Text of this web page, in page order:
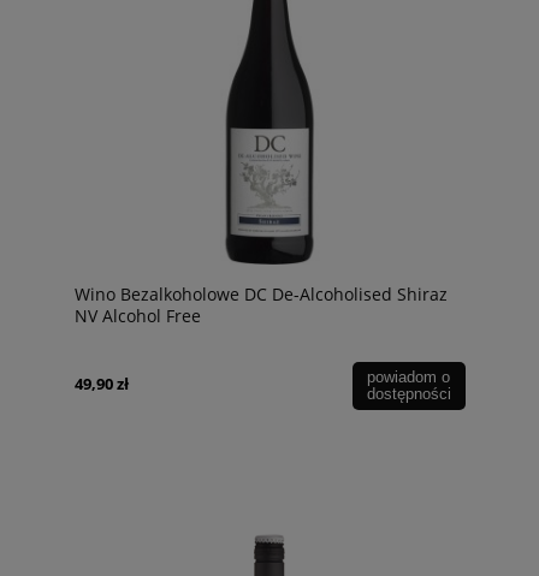
Wino Bezalkoholowe DC De-Alcoholised Shiraz
NV Alcohol Free
49,90 zł
powiadom o
dostępności